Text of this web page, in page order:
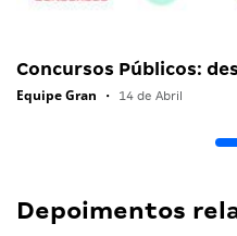
Concursos Públicos:
Equipe Gran • 14 de Abril
Depoimentos